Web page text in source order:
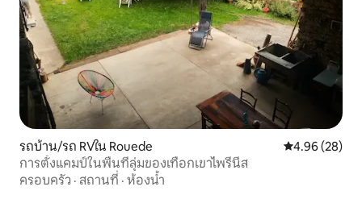
รถบ้าน/รถ RVใน Rouede คะแนนเฉลี่ย
4.96 (28)
การตั้งแคมป์ในพื้นที่ลุ่มของเทือกเขาไพรีนีส
ครอบครัว · สถานที่ · ห้องน้ำ